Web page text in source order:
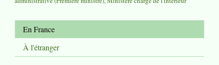
En France
À l'étranger